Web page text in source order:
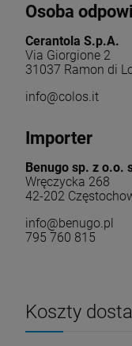
Osoba
Cerantola S.p.A.
Via Giorgione 2
31037 Ramon di
info@colos.it
Importer
Benugo sp. z o.o.
Wręczycka 268
42-202
info@benugo.pl
795 760 815
Koszty
Cena nie zawiera